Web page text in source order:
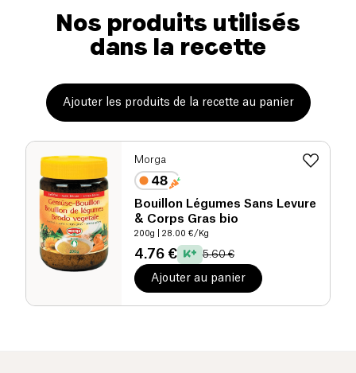
Nos produits utilisés
dans la recette
Ajouter les produits de la recette au panier
Morga
Bouillon Légumes Sans Levure
& Corps Gras bio
200g | 28.00 €/Kg
4.76 € 5.60 €
Ajouter au panier